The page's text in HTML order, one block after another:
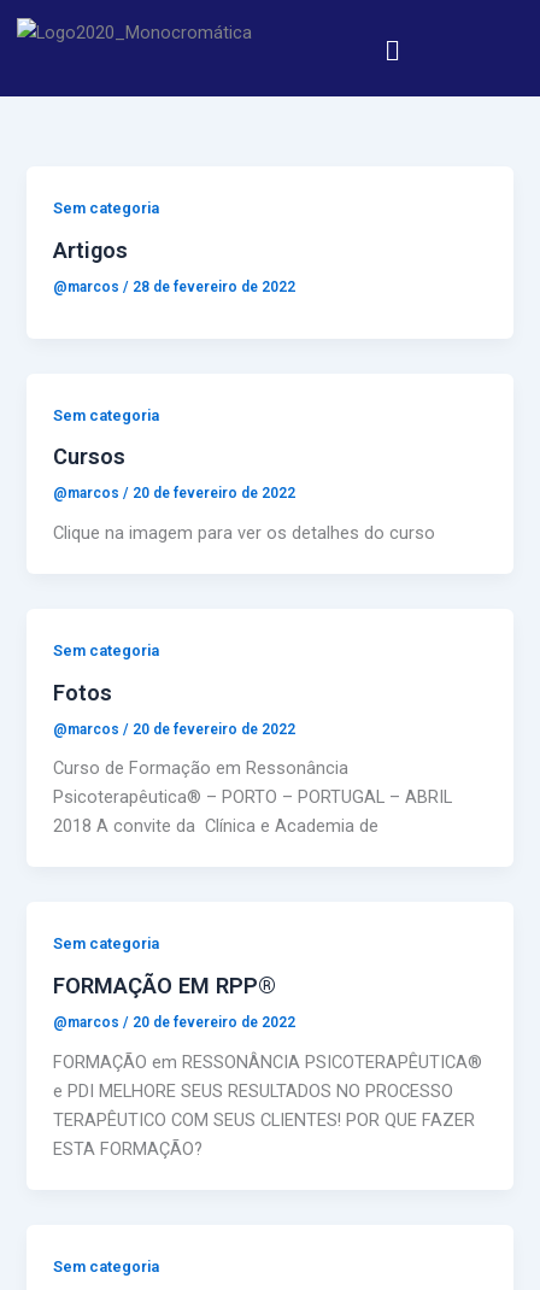
para
conteúdo
Menu
Sem categoria
Artigos
@marcos/ 28 de fevereiro de 2022
Sem categoria
Cursos
@marcos/ 20 de fevereiro de 2022
Clique na imagem para ver os detalhes do curso
Sem categoria
Fotos
@marcos/ 20 de fevereiro de 2022
Curso de Formação em Ressonância
Psicoterapêutica® – PORTO – PORTUGAL – ABRIL
2018 A convite da Clínica e Academia de
Sem categoria
FORMAÇÃO EM RPP®
@marcos/ 20 de fevereiro de 2022
FORMAÇÃO em RESSONÂNCIA PSICOTERAPÊUTICA®
e PDI MELHORE SEUS RESULTADOS NO PROCESSO
TERAPÊUTICO COM SEUS CLIENTES! POR QUE FAZER
ESTA FORMAÇÃO?
Sem categoria